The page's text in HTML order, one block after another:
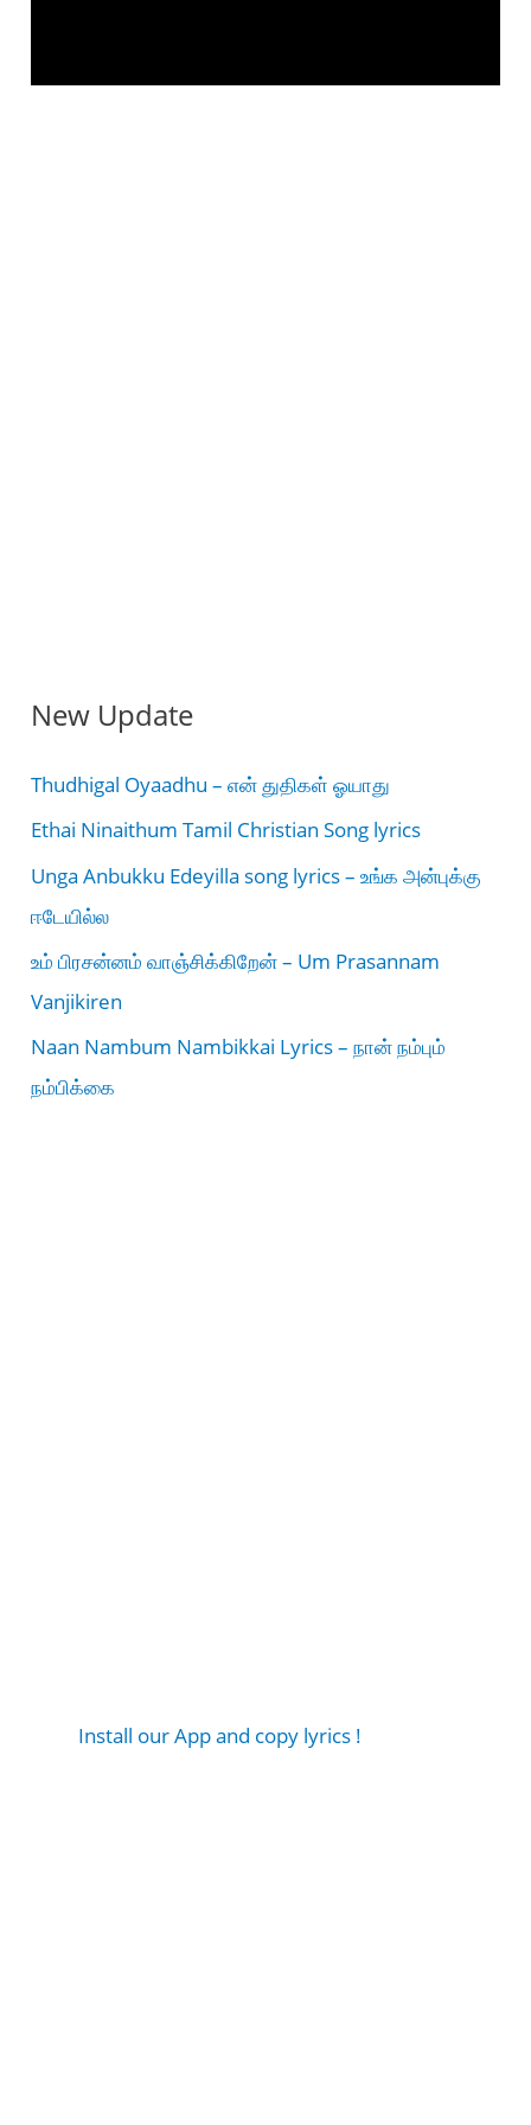
New Update
Thudhigal Oyaadhu – என் துதிகள் ஓயாது
Ethai Ninaithum Tamil Christian Song lyrics
Unga Anbukku Edeyilla song lyrics – உங்க அன்புக்கு
ஈடேயில்ல
உம் பிரசன்னம் வாஞ்சிக்கிறேன் – Um Prasannam
Vanjikiren
Naan Nambum Nambikkai Lyrics – நான் நம்பும்
நம்பிக்கை
Install our App and copy lyrics !